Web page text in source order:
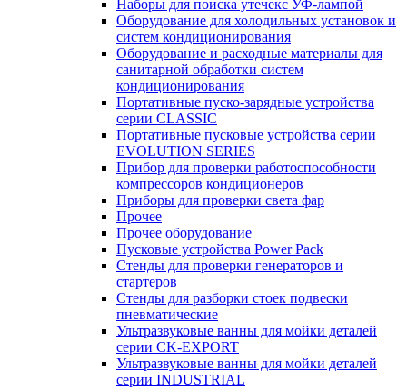
Наборы для поиска утечекс УФ-лампой
Оборудование для холодильных установок и
систем кондиционирования
Оборудование и расходные материалы для
санитарной обработки систем
кондиционирования
Портативные пуско-зарядные устройства
серии CLASSIC
Портативные пусковые устройства серии
EVOLUTION SERIES
Прибор для проверки работоспособности
компрессоров кондиционеров
Приборы для проверки света фар
Прочее
Прочее оборудование
Пусковые устройства Power Pack
Стенды для проверки генераторов и
стартеров
Стенды для разборки стоек подвески
пневматические
Ультразвуковые ванны для мойки деталей
серии CK-EXPORT
Ультразвуковые ванны для мойки деталей
серии INDUSTRIAL